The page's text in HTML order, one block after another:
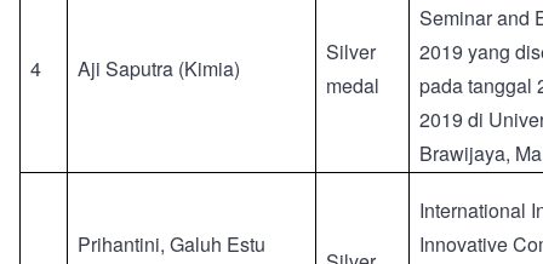
4 Aji Saputra (Kimia)
Silver
medal
Seminar and
2019 yang
pada tanggal
2019 di
Brawijaya,
Prihantini, Galuh Estu
International
Innovative